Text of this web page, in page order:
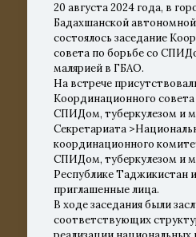
20 августа 2024 года, в
Бадахшанской
состоялось заседание
совета по борьбе со
малярией в ГБАО.
На встрече
Координационного совета
СПИДом, туберкулезом и
Секретариата
координационного
СПИДом, туберкулезом и
Республике Таджикистан
приглашенные лица.
В ходе заседания были
соответствующих